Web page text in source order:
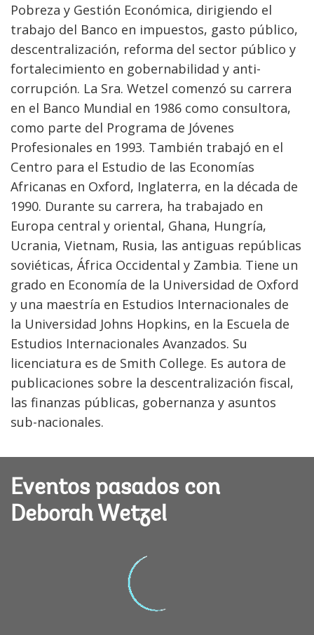
Pobreza y Gestión Económica, dirigiendo el
trabajo del Banco en impuestos, gasto público,
descentralización, reforma del sector público y
fortalecimiento en gobernabilidad y anti-
corrupción. La Sra. Wetzel comenzó su carrera
en el Banco Mundial en 1986 como consultora,
como parte del Programa de Jóvenes
Profesionales en 1993. También trabajó en el
Centro para el Estudio de las Economías
Africanas en Oxford, Inglaterra, en la década de
1990. Durante su carrera, ha trabajado en
Europa central y oriental, Ghana, Hungría,
Ucrania, Vietnam, Rusia, las antiguas repúblicas
soviéticas, África Occidental y Zambia. Tiene un
grado en Economía de la Universidad de Oxford
y una maestría en Estudios Internacionales de
la Universidad Johns Hopkins, en la Escuela de
Estudios Internacionales Avanzados. Su
licenciatura es de Smith College. Es autora de
publicaciones sobre la descentralización fiscal,
las finanzas públicas, gobernanza y asuntos
sub-nacionales.
Eventos pasados con
Deborah Wetzel